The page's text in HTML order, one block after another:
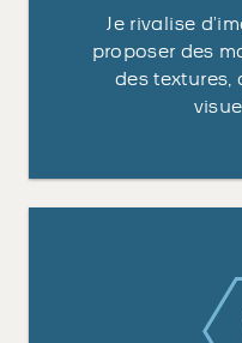
Je rivalise
proposer des
des textures,